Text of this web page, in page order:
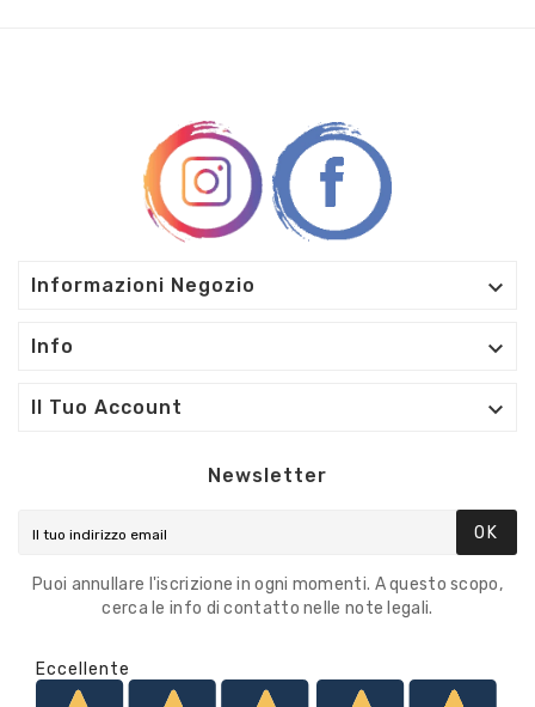
Informazioni Negozio 
Info 
Il Tuo Account 
Newsletter
OK
Puoi annullare l'iscrizione in ogni momenti. A questo scopo,
cerca le info di contatto nelle note legali.
Eccellente